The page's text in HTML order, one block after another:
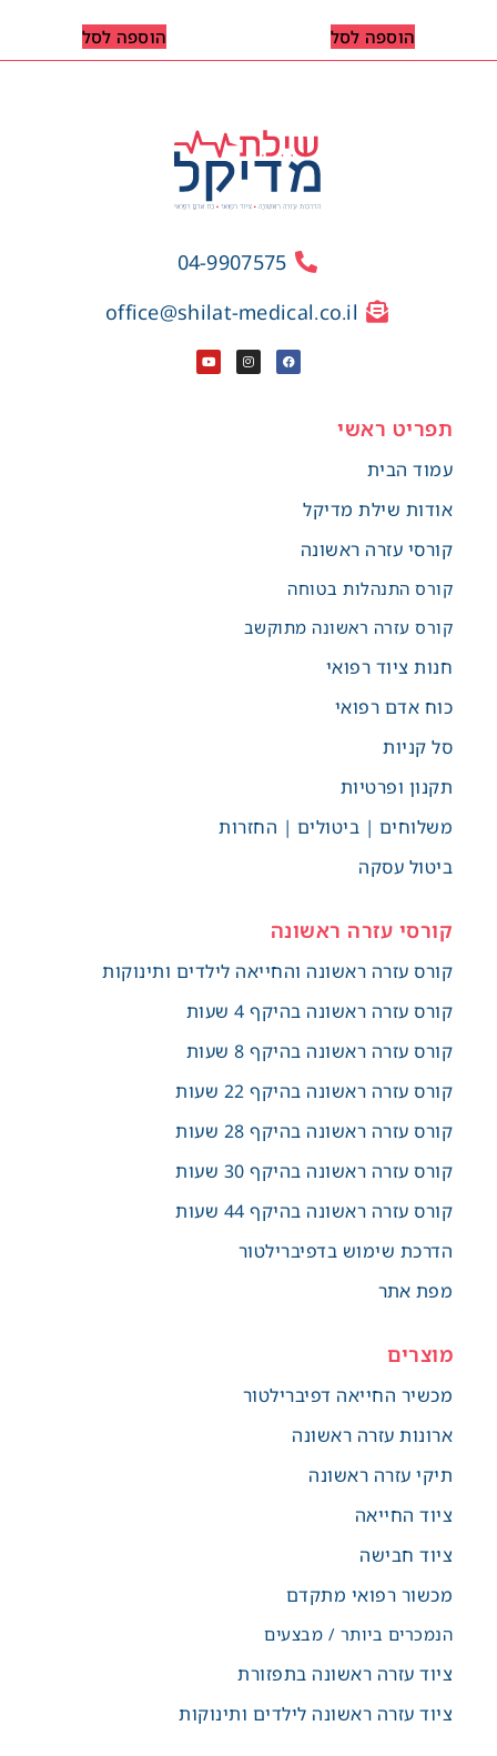
הוספה לסל הוספה לסל
04-9907575
office@shilat-medical.co.il
תפריט ראשי
עמוד הבית
אודות שילת מדיקל
קורסי עזרה ראשונה
קורס התנהלות בטוחה
קורס עזרה ראשונה מתוקשב
חנות ציוד רפואי
כוח אדם רפואי
סל קניות
תקנון ופרטיות
משלוחים | ביטולים | החזרות
ביטול עסקה
קורסי עזרה ראשונה
קורס עזרה ראשונה והחייאה לילדים ותינוקות
קורס עזרה ראשונה בהיקף 4 שעות
קורס עזרה ראשונה בהיקף 8 שעות
קורס עזרה ראשונה בהיקף 22 שעות
קורס עזרה ראשונה בהיקף 28 שעות
קורס עזרה ראשונה בהיקף 30 שעות
קורס עזרה ראשונה בהיקף 44 שעות
הדרכת שימוש בדפיברילטור
מפת אתר
מוצרים
מכשיר החייאה דפיברילטור
ארונות עזרה ראשונה
תיקי עזרה ראשונה
ציוד החייאה
ציוד חבישה
מכשור רפואי מתקדם
הנמכרים ביותר / מבצעים
ציוד עזרה ראשונה בתפזורת
ציוד עזרה ראשונה לילדים ותינוקות